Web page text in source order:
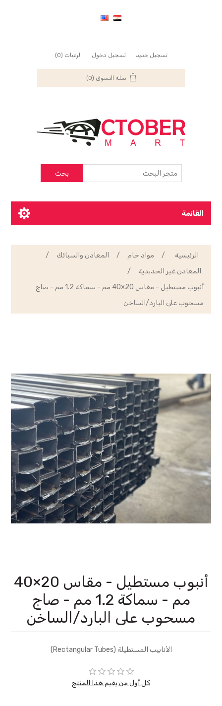
تسجيل جديد تسجيل دخول الرغبات (0)
سلة التسوق (0)
بحث
القائمة
الرئيسية / مواد خام / المعادن والسبائك
/
المعادن غير الحديدية
/
أنبوب مستطيل - مقاس 20×40 مم - سماكة 1.2 مم - صاج
مسحوب على البارد/الساخن
أنبوب مستطيل - مقاس 20×40
مم - سماكة 1.2 مم - صاج
مسحوب على البارد/الساخن
الأنابيب المستطيلة (Rectangular Tubes)
كل أول من يقيم هذا المنتج